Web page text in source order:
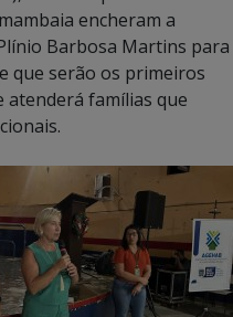
encheram a
Barbosa Martins para
que serão os primeiros
famílias que